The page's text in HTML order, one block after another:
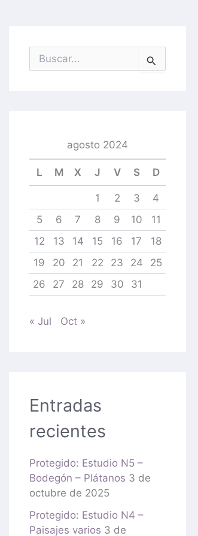
u
agosto 2024
L M X J V S D
1 2 3
4
5
6 7 8 9 10
11
12
13 14 15 16 17
18
19
20 21 22 23 24
25
26
27 28 29 30 31
« Jul Oct »
Entradas
recientes
Protegido: Estudio N5 –
Bodegón – Plátanos 3 de
octubre de 2025
Protegido: Estudio N4 –
Paisajes varios 3 de